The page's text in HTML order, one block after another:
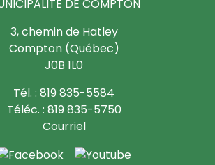
DE COMPTON
3, chemin de Hatley
Compton (Québec)
J0B 1L0
Tél. : 819 835-5584
Téléc. : 819 835-5750
Courriel